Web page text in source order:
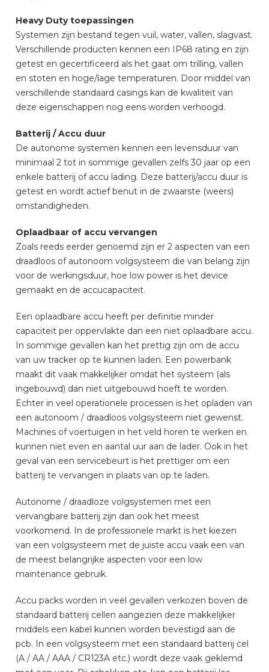
Heavy Duty toepassingen
Systemen zijn bestand tegen vuil, water, vallen, slagvast.
Verschillende producten kennen een IP68 rating en zijn
getest en gecertificeerd als het gaat om trilling, vallen
en stoten en hoge/lage temperaturen. Door middel van
verschillende standaard casings kan de kwaliteit van
deze eigenschappen nog eens worden verhoogd.
Batterij / Accu duur
De autonome systemen kennen een levensduur van
minimaal 2 tot in sommige gevallen zelfs 30 jaar op een
enkele batterij of accu lading. Deze batterij/accu duur is
getest en wordt actief benut in de zwaarste (weers)
omstandigheden.
Oplaadbaar of accu vervangen
Zoals reeds eerder genoemd zijn er 2 aspecten van een
draadloos of autonoom volgsysteem die van belang zijn
voor de werkingsduur, hoe low power is het device
gemaakt en de accucapaciteit.
Een oplaadbare accu heeft per definitie minder
capaciteit per oppervlakte dan een niet oplaadbare accu.
In sommige gevallen kan het prettig zijn om de accu
van uw tracker op te kunnen laden. Een powerbank
maakt dit vaak makkelijker omdat het systeem (als
ingebouwd) dan niet uitgebouwd hoeft te worden.
Echter in veel operationele processen is het opladen van
een autonoom / draadloos volgsysteem niet gewenst.
Machines of voertuigen in het veld horen te werken en
kunnen niet even en aantal uur aan de lader. Ook in het
geval van een servicebeurt is het prettiger om een
batterij te vervangen in plaats van op te laden.
Autonome / draadloze volgsystemen met een
vervangbare batterij zijn dan ook het meest
voorkomend. In de professionele markt is het kiezen
van een volgsysteem met de juiste accu vaak een van
de meest belangrijke aspecten voor een low
maintenance gebruik.
Accu packs worden in veel gevallen verkozen boven de
standaard batterij cellen aangezien deze makkelijker
middels een kabel kunnen worden bevestigd aan de
pcb. In een volgsysteem met een standaard batterij cel
(A / AA / AAA / CR123A etc.) wordt deze vaak geklemd